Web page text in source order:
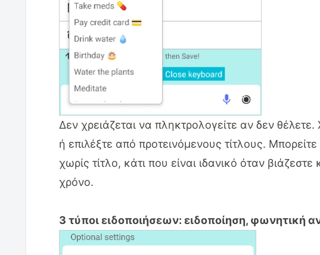
Δεν χρειάζεται να πληκτρολογείτε αν δεν
ή επιλέξτε από προτεινόμενους τίτλους.
χωρίς τίτλο, κάτι που είναι ιδανικό όταν
χρόνο.
3 τύποι ειδοποιήσεων: ειδοποίηση, φωνητική